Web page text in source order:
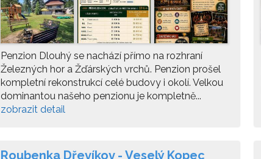
Penzion Dlouhý se nachází přímo na rozhraní
Železných hor a Žďárských vrchů. Penzion prošel
kompletní rekonstrukcí celé budovy i okolí. Velkou
dominantou našeho penzionu je kompletně...
zobrazit detail
Roubenka Dřevíkov - Veselý Kopec